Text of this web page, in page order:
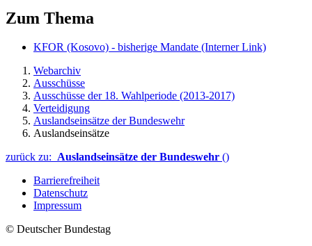
Zum Thema
KFOR (Kosovo) - bisherige Mandate (Interner Link)
Webarchiv
Ausschüsse
Ausschüsse der 18. Wahlperiode (2013-2017)
Verteidigung
Auslandseinsätze der Bundeswehr
Auslandseinsätze
zurück zu: Auslandseinsätze der Bundeswehr ()
Barrierefreiheit
Datenschutz
Impressum
© Deutscher Bundestag